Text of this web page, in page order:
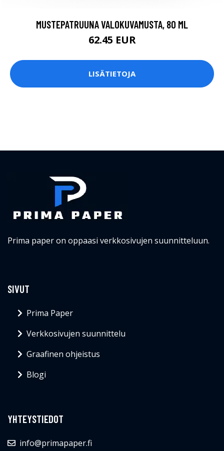
MUSTEPATRUUNA VALOKUVAMUSTA, 80 ML
62.45 EUR
LISÄTIETOJA
Prima paper on oppaasi verkkosivujen suunnitteluun.
SIVUT
Prima Paper
Verkkosivujen suunnittelu
Graafinen ohjeistus
Blogi
YHTEYSTIEDOT
info@primapaper.fi